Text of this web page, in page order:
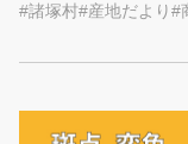
#諸塚村#産地だより#